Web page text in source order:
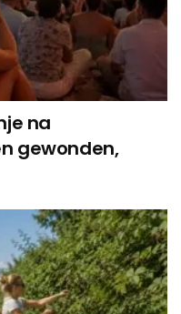
na
gewonden,